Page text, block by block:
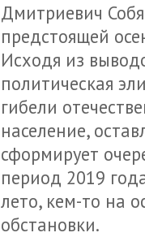
Дмитриевич
предстоящей
Исходя из
политическая
гибели
население,
сформирует
период 2019
лето, кем-то на
обстановки.